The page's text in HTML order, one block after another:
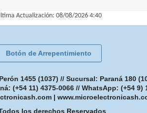
Actualización: 08/08/2026 4:40
Botón de Arrepentimiento
1455 (1037) // Sucursal: Paraná 180
(+54 11) 4375-0066 // WhatsApp: (+54 9)
|
los derechos Reservados